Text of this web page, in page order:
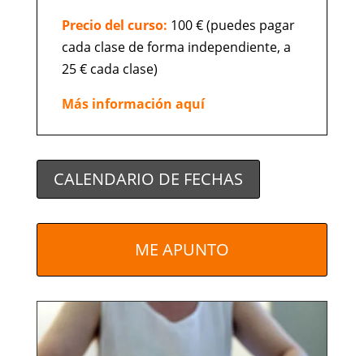
Precio del curso: 100 € (puedes pagar
cada clase de forma independiente, a
25 € cada clase)
Más información aquí
CALENDARIO DE FECHAS
ME APUNTO